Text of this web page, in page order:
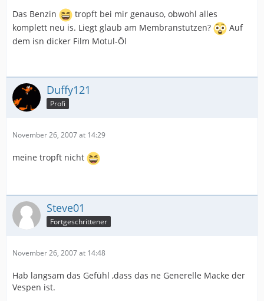
Das Benzin
tropft bei mir genauso, obwohl alles
komplett neu is. Liegt glaub am Membranstutzen?
Auf
dem isn dicker Film Motul-Öl
Duffy121
Profi
November 26, 2007 at 14:29
meine tropft nicht
Steve01
Fortgeschrittener
November 26, 2007 at 14:48
Hab langsam das Gefühl ,dass das ne Generelle Macke der
Vespen ist.